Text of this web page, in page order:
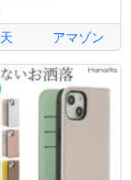
アマゾン